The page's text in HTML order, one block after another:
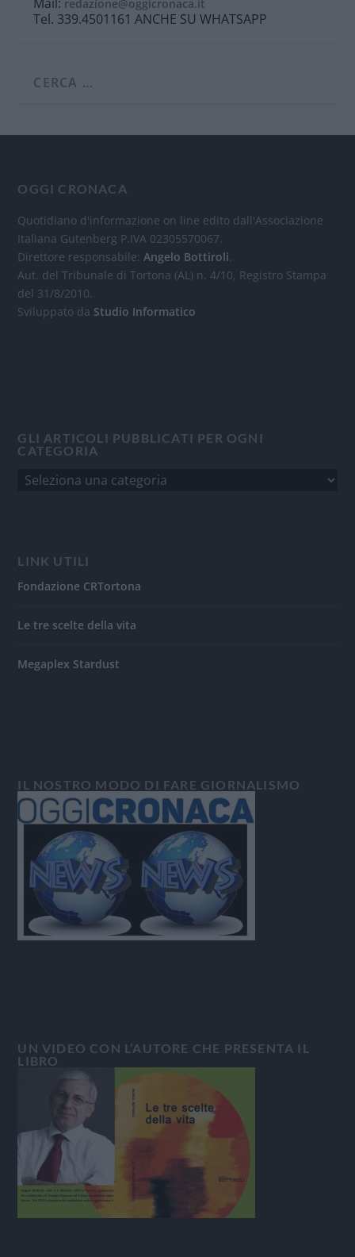
redazione@oggicronaca.it
Tel. 339.4501161 ANCHE SU WHATSAPP
OGGI CRONACA
Quotidiano d'informazione on line edito dall'Associazione
Italiana Gutenberg P.IVA 02305570067.
Direttore responsabile:Angelo Bottiroli.
Aut. del Tribunale di Tortona (AL) n. 4/10, Registro Stampa
del 31/8/2010.
Sviluppato da Studio Informatico
GLI ARTICOLI PUBBLICATI PER OGNI
CATEGORIA
LINK UTILI
Fondazione CRTortona
Le tre scelte della vita
Megaplex Stardust
IL NOSTRO MODO DI FARE GIORNALISMO
UN VIDEO CON L’AUTORE CHE PRESENTA IL
LIBRO